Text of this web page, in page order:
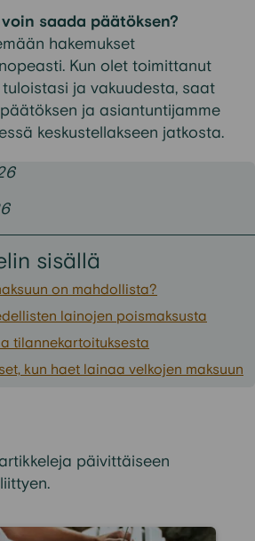
saada päätöksen?
hakemukset
Kun olet toimittanut
ja vakuudesta, saat
ja asiantuntijamme
keskustellakseen jatkosta.
sisällä
on mahdollista?
lainojen poismaksusta
tilannekartoituksesta
kun haet lainaa velkojen maksuun
päivittäiseen